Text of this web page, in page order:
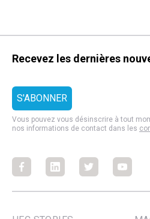
Recevez les dernières
Vous pouvez vous désinscrire à tout
nos informations de contact dans les
FacebookFacebookFacebook